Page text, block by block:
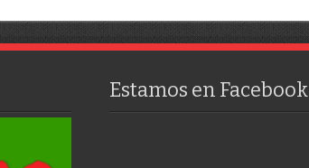
Estamos en Facebook